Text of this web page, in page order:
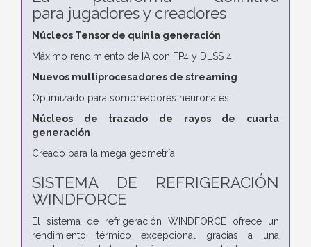
para jugadores y creadores
Núcleos Tensor de quinta generación
Máximo rendimiento de IA con FP4 y DLSS 4
Nuevos multiprocesadores de streaming
Optimizado para sombreadores neuronales
Núcleos de trazado de rayos de cuarta
generación
Creado para la mega geometría
SISTEMA DE REFRIGERACIÓN
WINDFORCE
El sistema de refrigeración WINDFORCE ofrece un
rendimiento térmico excepcional gracias a una